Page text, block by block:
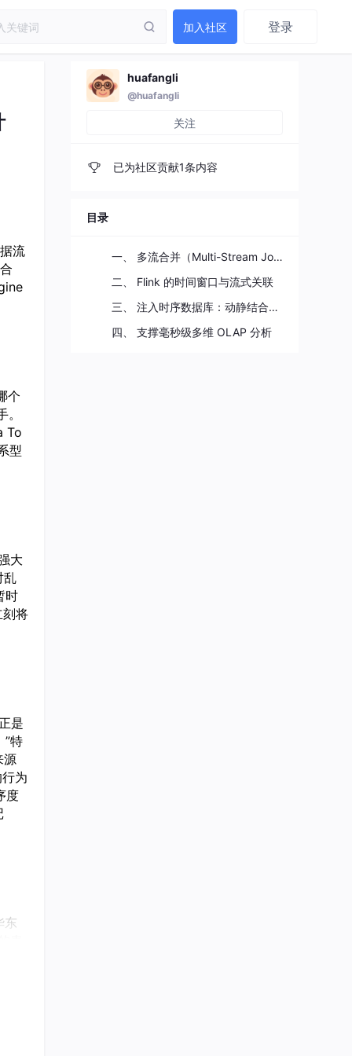
加入社区 登录
流
个
To
型
大
乱
时
刻将
是
”特
源
为
度
东
huafangli
@huafangli
关注
已为社区贡献1条内容
目录
一、 多流合并（Multi-Stream Join）的业务痛点
二、 Flink 的时间窗口与流式关联
三、 注入时序数据库：动静结合的模型设计
四、 支撑毫秒级多维 OLAP 分析